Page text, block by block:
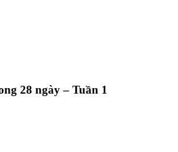
28 ngày – Tuần 1